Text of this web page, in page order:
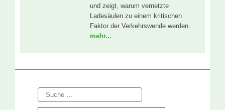
und zeigt, warum vernetzte
Ladesäulen zu einem kritischen
Faktor der Verkehrswende werden.
mehr...
Suche